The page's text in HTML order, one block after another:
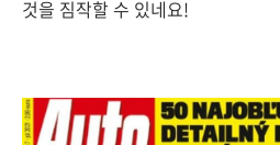
것을 짐작할 수 있네요!